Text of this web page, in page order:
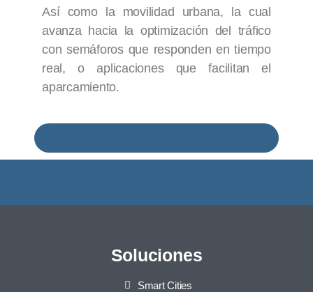
Así como la movilidad urbana, la cual
avanza hacia la optimización del tráfico
con semáforos que responden en tiempo
real, o aplicaciones que facilitan el
aparcamiento.
Soluciones
Smart Cities